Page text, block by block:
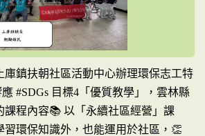
庫鎮扶朝社區活動中心辦理環保志工特
#SDGs 目標4「優質教學」，雲林縣
課程內容📚 以「永續社區經營」課
習環保知識外，也能運用於社區，👏